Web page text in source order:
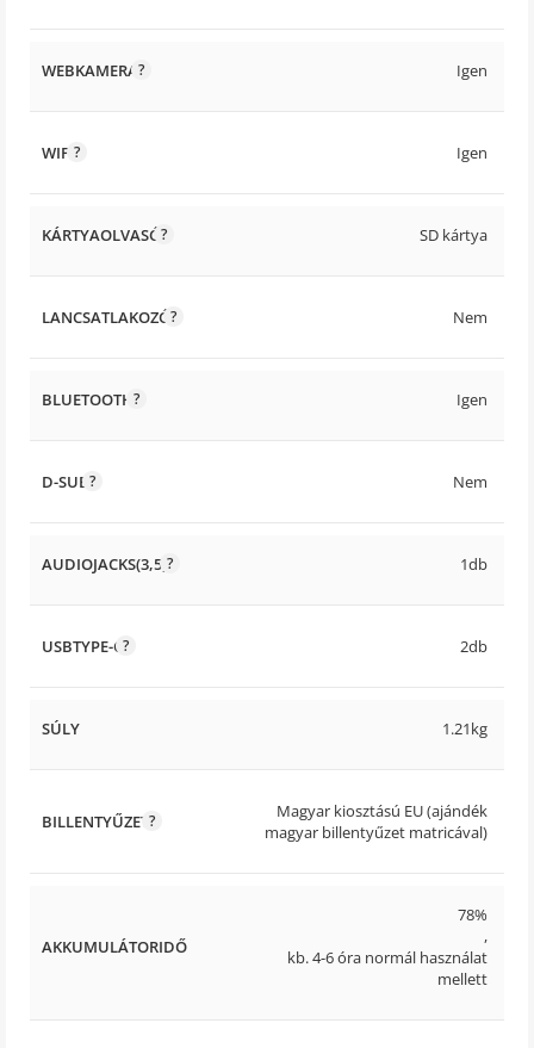
WEBKAMERA Igen
WIFI Igen
KÁRTYAOLVASÓ SD kártya
LANCSATLAKOZÓ Nem
BLUETOOTH Igen
D-SUB Nem
AUDIOJACKS(3,5) 1db
USBTYPE-C 2db
SÚLY 1.21kg
BILLENTYŰZET
Magyar kiosztású EU (ajándék
magyar billentyűzet matricával)
AKKUMULÁTORIDŐ
78%
,
kb. 4-6 óra normál használat
mellett